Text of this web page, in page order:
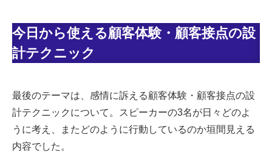
今日から使える顧客体験・顧客接点の設
計テクニック
最後のテーマは、感情に訴える顧客体験・顧客接点の設
計テクニックについて。スピーカーの3名が日々どのよ
うに考え、またどのように行動しているのか垣間見える
内容でした。